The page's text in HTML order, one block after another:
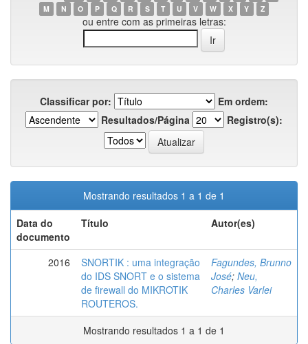
M
N O P Q R S T U V W X Y Z
ou entre com as primeiras letras:
Classificar por:
Em ordem:
Resultados/Página
Registro(s):
Mostrando resultados 1 a 1 de 1
Data do
documento
Título Autor(es)
2016
SNORTIK : uma integração
do IDS SNORT e o sistema
de firewall do MIKROTIK
ROUTEROS.
Fagundes, Brunno
José; Neu,
Charles Varlei
Mostrando resultados 1 a 1 de 1